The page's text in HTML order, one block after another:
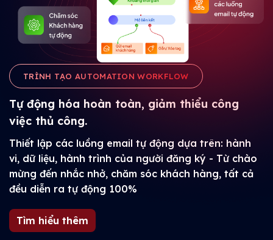
TRÌNH TẠO AUTOMATION WORKFLOW
Tự động hóa hoàn toàn, giảm thiểu công
việc thủ công.
Thiết lập các luồng email tự động dựa trên: hành
vi, dữ liệu, hành trình của người đăng ký - Từ chào
mừng đến nhắc nhở, chăm sóc khách hàng, tất cả
đều diễn ra tự động 100%
Tìm hiểu thêm